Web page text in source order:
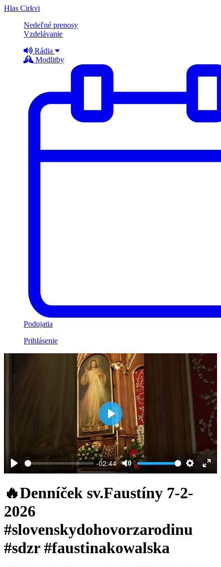
Hlas Cirkvi
Nedeľné prenosy
Vzdelávanie
Rádia
Modlitby
Podujatia
Prihlásenie
Play
-02:44
Mute Settings
Play
🔥Denníček sv.Faustíny 7-2-
2026
#slovenskydohovorzarodinu
#sdzr #faustinakowalska